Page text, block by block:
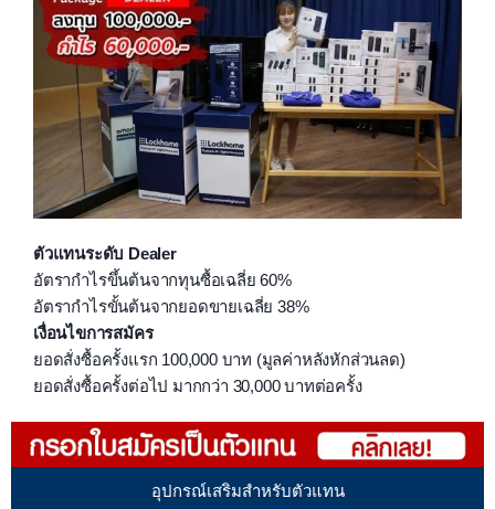
ตัวแทนระดับ Dealer
อัตรากำไรขึ้นต้นจากทุนซื้อเฉลี่ย 60%
อัตรากำไรขั้นต้นจากยอดขายเฉลี่ย 38%
เงื่อนไขการสมัคร
ยอดสั่งซื้อครั้งแรก 100,000 บาท (มูลค่าหลังหักส่วนลด)
ยอดสั่งซื้อครั้งต่อไป มากกว่า 30,000 บาทต่อครั้ง
อุปกรณ์เสริมสำหรับตัวแทน